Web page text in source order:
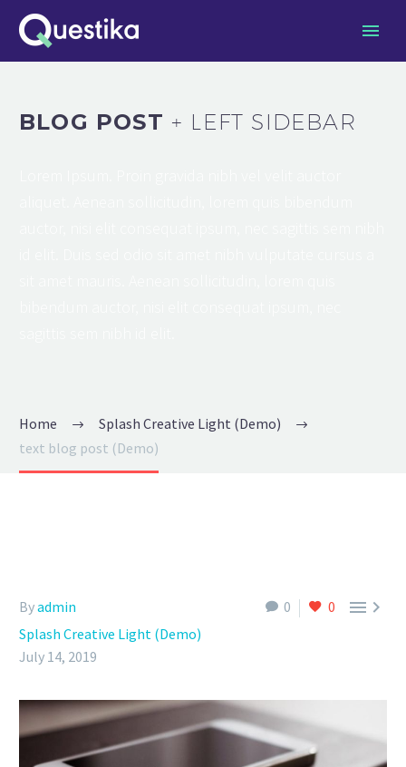
BLOG POST + LEFT SIDEBAR
Home
Splash Creative Light (Demo)
text blog post (Demo)
0 0 
Byadmin
Splash Creative Light (Demo)
July 14, 2019